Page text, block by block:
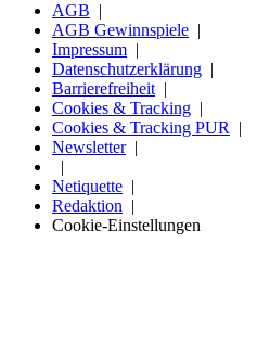
AGB
AGB Gewinnspiele
Impressum
Datenschutzerklärung
Barrierefreiheit
Cookies & Tracking
Cookies & Tracking PUR
Newsletter
Netiquette
Redaktion
Cookie-Einstellungen